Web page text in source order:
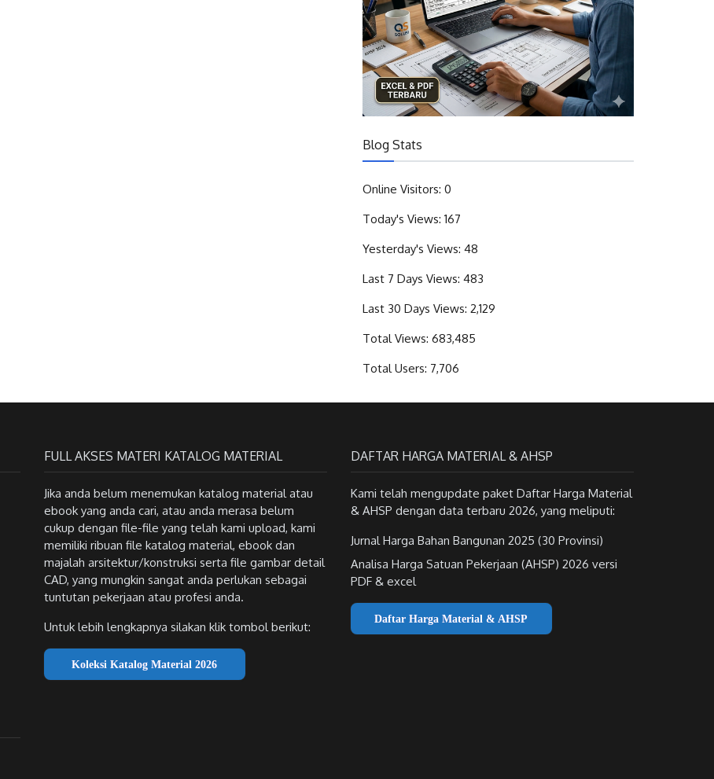
Blog Stats
Online Visitors: 0
Today's Views: 167
Yesterday's Views: 48
Last 7 Days Views: 483
Last 30 Days Views: 2,129
Total Views: 683,485
Total Users: 7,706
FULL AKSES MATERI KATALOG MATERIAL
Jika anda belum menemukan katalog material atau
ebook yang anda cari, atau anda merasa belum
cukup dengan file-file yang telah kami upload, kami
memiliki ribuan file katalog material, ebook dan
majalah arsitektur/konstruksi serta file gambar detail
CAD, yang mungkin sangat anda perlukan sebagai
tuntutan pekerjaan atau profesi anda.
Untuk lebih lengkapnya silakan klik tombol berikut:
Koleksi Katalog Material 2026
DAFTAR HARGA MATERIAL & AHSP
Kami telah mengupdate paket Daftar Harga Material
& AHSP dengan data terbaru 2026, yang meliputi:
Jurnal Harga Bahan Bangunan 2025 (30 Provinsi)
Analisa Harga Satuan Pekerjaan (AHSP) 2026 versi
PDF & excel
Daftar Harga Material & AHSP